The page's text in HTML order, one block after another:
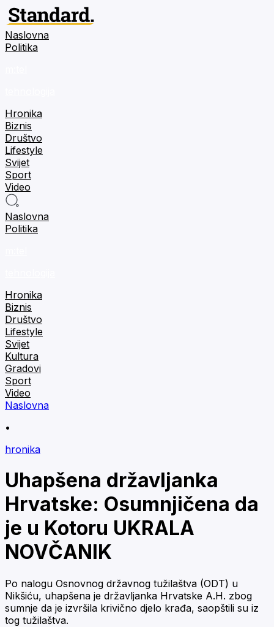
Naslovna
Politika
Hronika
Biznis
Društvo
Lifestyle
Svijet
Sport
Video
Naslovna
Politika
Hronika
Biznis
Društvo
Lifestyle
Svijet
Kultura
Gradovi
Sport
Video
Naslovna
•
hronika
Uhapšena državljanka
Hrvatske: Osumnjičena da
je u Kotoru UKRALA
NOVČANIK
Po nalogu Osnovnog državnog tužilaštva (ODT) u
Nikšiću, uhapšena je državljanka Hrvatske A.H. zbog
sumnje da je izvršila krivično djelo krađa, saopštili su iz
tog tužilaštva.